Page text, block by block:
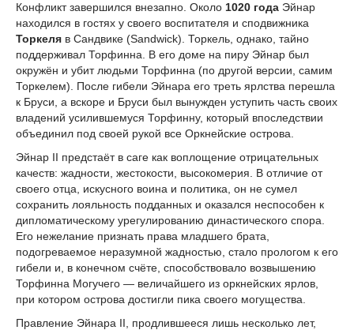
Конфликт завершился внезапно. Около 1020 года Эйнар
находился в гостях у своего воспитателя и сподвижника
Торкеля в Сандвике (Sandwick). Торкель, однако, тайно
поддерживал Торфинна. В его доме на пиру Эйнар был
окружён и убит людьми Торфинна (по другой версии, самим
Торкелем). После гибели Эйнара его треть ярлства перешла
к Бруси, а вскоре и Бруси был вынужден уступить часть своих
владений усилившемуся Торфинну, который впоследствии
объединил под своей рукой все Оркнейские острова.
Эйнар II предстаёт в саге как воплощение отрицательных
качеств: жадности, жестокости, высокомерия. В отличие от
своего отца, искусного воина и политика, он не сумел
сохранить лояльность подданных и оказался неспособен к
дипломатическому урегулированию династического спора.
Его нежелание признать права младшего брата,
подогреваемое неразумной жадностью, стало прологом к его
гибели и, в конечном счёте, способствовало возвышению
Торфинна Могучего — величайшего из оркнейских ярлов,
при котором острова достигли пика своего могущества.
Правление Эйнара II, продлившееся лишь несколько лет,